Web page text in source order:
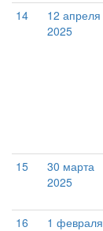
14
12 апреля
2025
15
30 марта
2025
16
1 февраля